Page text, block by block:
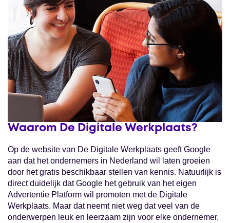
Waarom De Digitale Werkplaats?
Op de website van De Digitale Werkplaats geeft Google
aan dat het ondernemers in Nederland wil laten groeien
door het gratis beschikbaar stellen van kennis. Natuurlijk is
direct duidelijk dat Google het gebruik van het eigen
Advertentie Platform wil promoten met de Digitale
Werkplaats. Maar dat neemt niet weg dat veel van de
onderwerpen leuk en leerzaam zijn voor elke ondernemer.